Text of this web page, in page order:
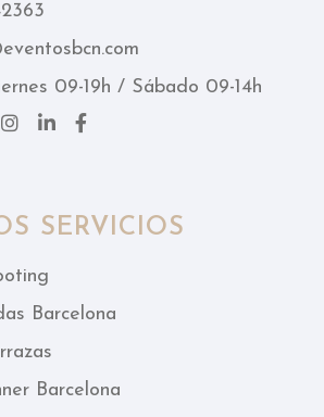
09-19h / Sábado 09-14h
SERVICIOS
Barcelona
Barcelona